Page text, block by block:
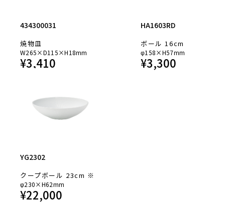
434300031
焼物皿
W265×D115×H18mm
¥3,410
HA1603RD
ボール 16cm
φ158×H57mm
¥3,300
YG2302
クープボール 23cm ※
φ230×H62mm
¥22,000